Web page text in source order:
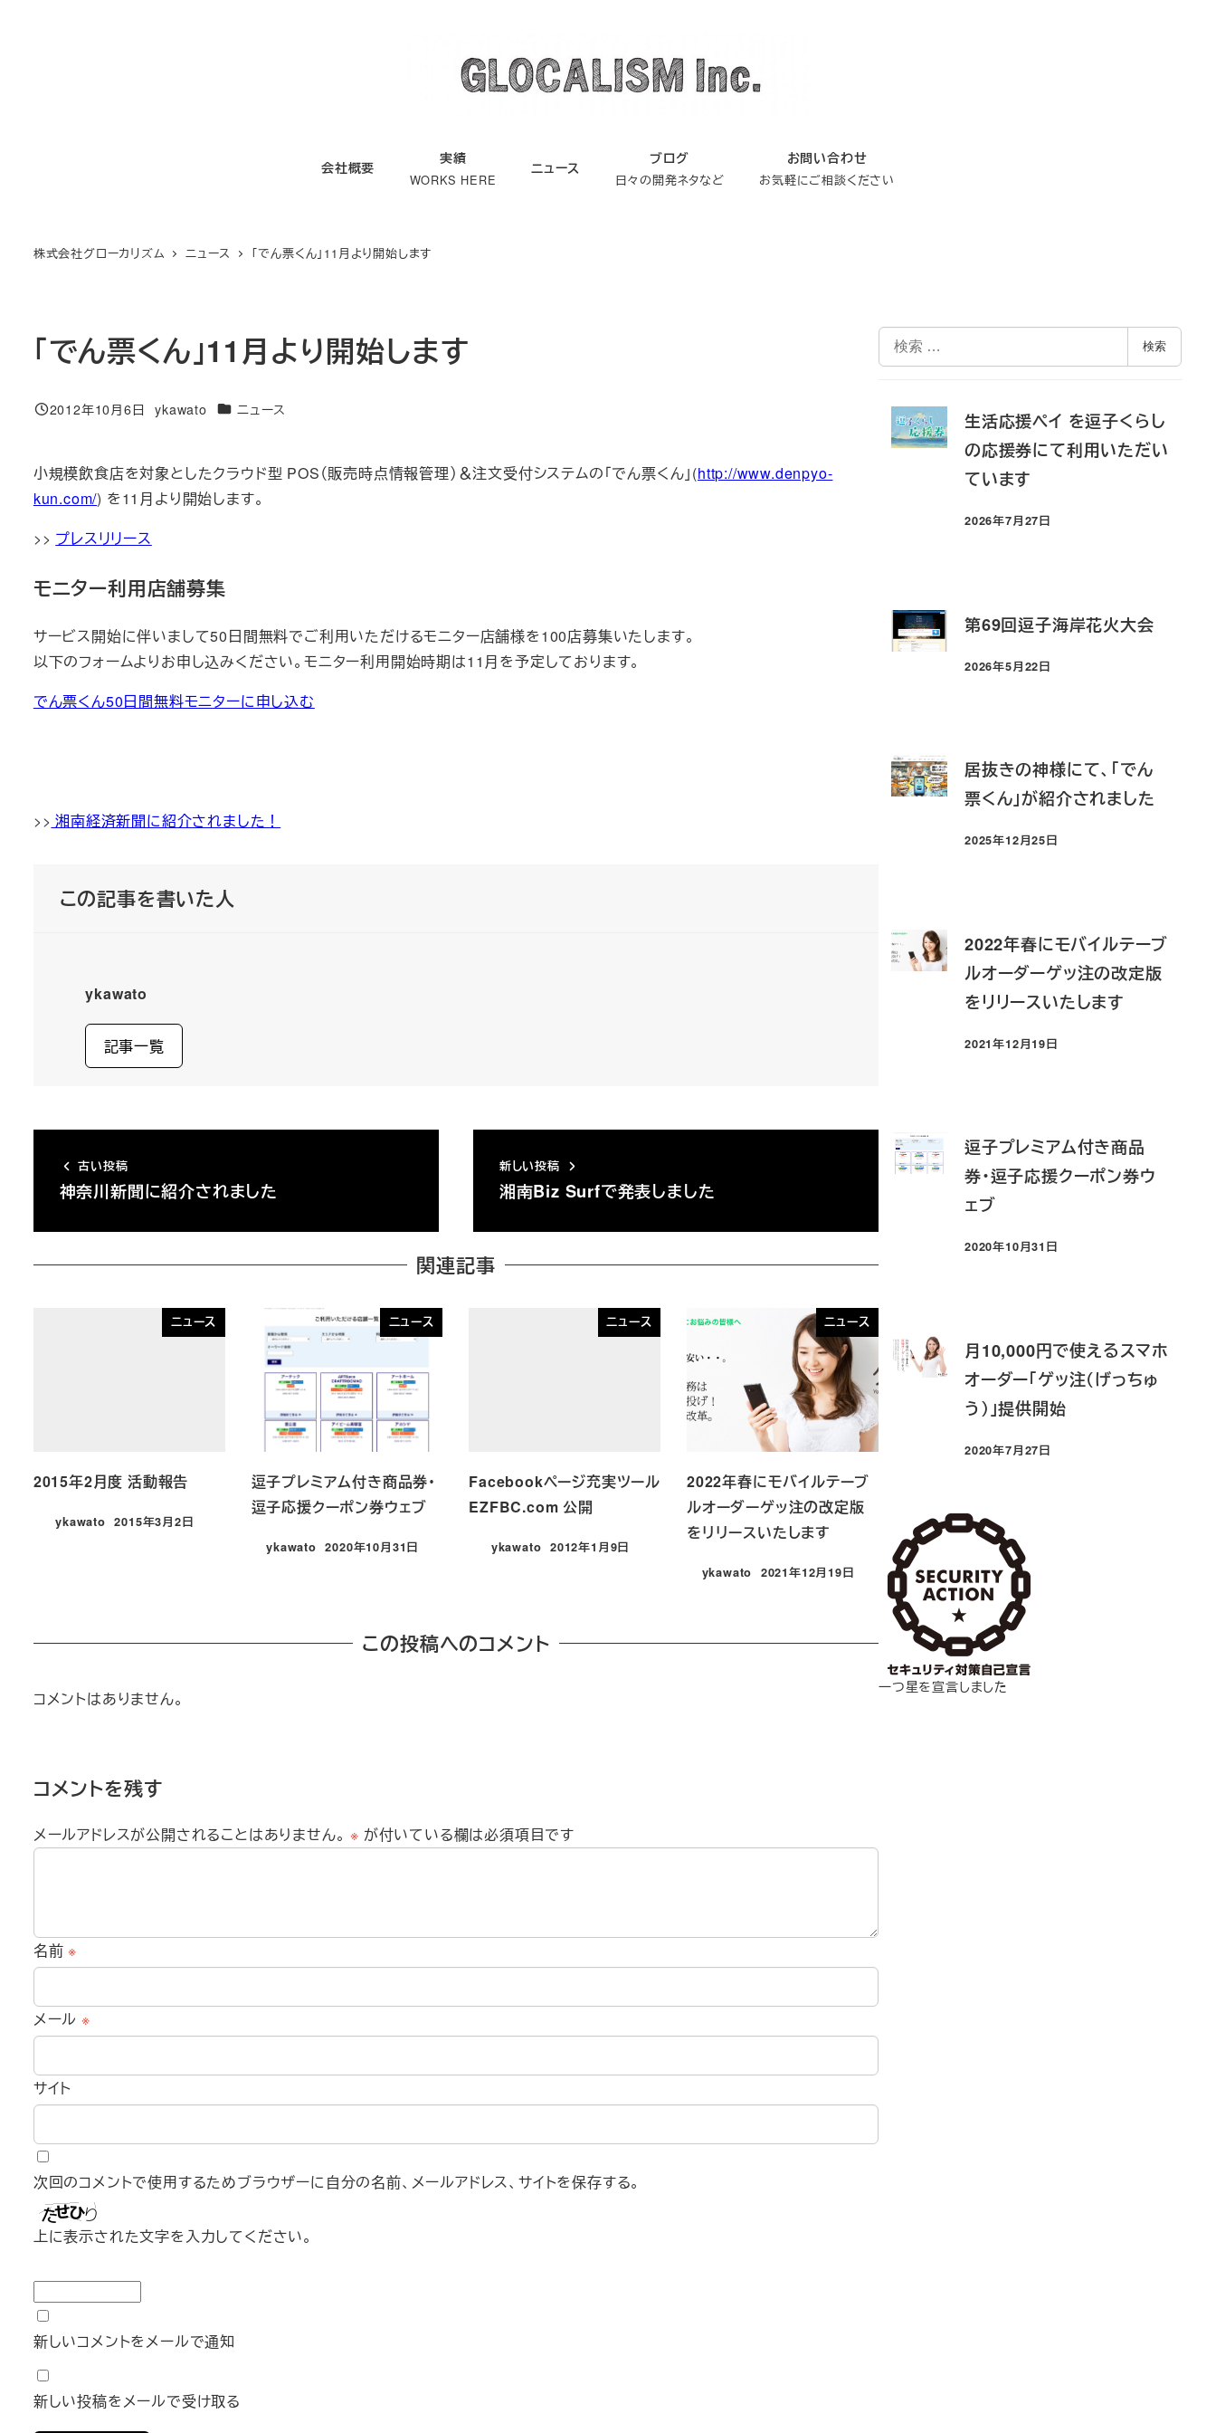
会社概要
実績
WORKS HERE
ニュース
ブログ
日々の開発ネタなど
お問い合わせ
お気軽にご相談ください
株式会社グローカリズム ニュース 「でん票くん」11月より開始します
「でん票くん」11月より開始します
投稿日
2012年10月6日
著
ykawato カテゴリー
ニュース
小規模飲食店を対象としたクラウド型 POS（販売時点情報管理）＆注文受付システムの「でん票くん」(http://www.denpyo-
kun.com/) を11月より開始します。
>> プレスリリース
モニター利用店舗募集
サービス開始に伴いまして50日間無料でご利用いただけるモニター店舗様を100店募集いたします。
以下のフォームよりお申し込みください。モニター利用開始時期は11月を予定しております。
でん票くん50日間無料モニターに申し込む
>> 湘南経済新聞に紹介されました！
この記事を書いた人
ykawato
記事一覧
古い投稿
神奈川新聞に紹介されました
新しい投稿
湘南Biz Surfで発表しました
関連記事
ニュース
2015年2月度 活動報告
ykawato
投稿日
2015年3月2日
ニュース
逗子プレミアム付き商品券・
逗子応援クーポン券ウェブ
ykawato
投稿日
2020年10月31日
ニュース
Facebookページ充実ツール
EZFBC.com 公開
ykawato
投稿日
2012年1月9日
ニュース
2022年春にモバイルテーブ
ルオーダーゲッ注の改定版
をリリースいたします
ykawato
投稿日
2021年12月19日
この投稿へのコメント
コメントはありません。
コメントを残す
メールアドレスが公開されることはありません。 ※ が付いている欄は必須項目です
名前※
メール ※
サイト
次回のコメントで使用するためブラウザーに自分の名前、メールアドレス、サイトを保存する。
上に表示された文字を入力してください。
新しいコメントをメールで通知
新しい投稿をメールで受け取る
検
索
検索
生活応援ペイ を逗子くらし
の応援券にて利用いただい
ています
投稿日
2026年7月27日
第69回逗子海岸花火大会
投稿日
2026年5月22日
居抜きの神様にて、「でん
票くん」が紹介されました
投稿日
2025年12月25日
2022年春にモバイルテーブ
ルオーダーゲッ注の改定版
をリリースいたします
投稿日
2021年12月19日
逗子プレミアム付き商品
券・逗子応援クーポン券ウ
ェブ
投稿日
2020年10月31日
月10,000円で使えるスマホ
オーダー「ゲッ注（げっちゅ
う）」提供開始
投稿日
2020年7月27日
一つ星を宣言しました